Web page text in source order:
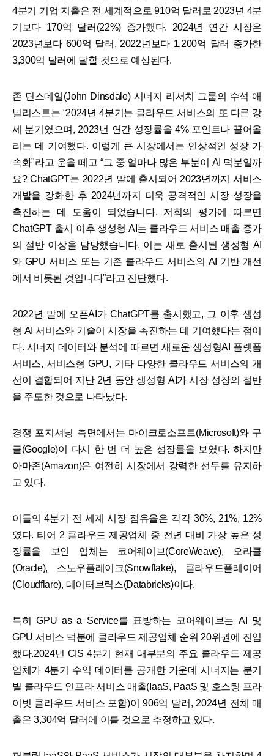
4분기 기업 지출은 전 세계적으로 910억 달러로 2023년 4분
기보다 170억 달러(22%) 증가했다. 2024년 연간 시장은
2023년보다 600억 달러, 2022년보다 1,200억 달러 증가한
3,300억 달러에 달할 것으로 예상된다.
존 딘스데일(John Dinsdale) 시너지 리서치 그룹의 수석 애
널리스트는 “2024년 4분기는 클라우드 서비스의 또 다른 강
세 분기였으며, 2023년 연간 성장률을 4% 포인트나 끌어올
리는 데 기여했다. 이렇게 큰 시장에서는 인상적인 성장 가
속화"라고 운을 떼고 “그 중 얼마나 많은 부분이 AI 덕분일까
요? ChatGPT는 2022년 말에 출시되어 2023년까지 서비스
개발을 강화한 후 2024년까지 더욱 공격적인 시장 성장을
촉진하는 데 도움이 되었습니다. 저희의 평가에 따르면
ChatGPT 출시 이후 생성형 AI는 클라우드 서비스 매출 증가
의 절반 이상을 담당했습니다. 이는 새로 출시된 생성형 AI
와 GPU 서비스 또는 기존 클라우드 서비스의 AI 기반 개선
에서 비롯된 것입니다”라고 진단했다.
2022년 말에 오픈AI가 ChatGPT를 출시했고, 그 이후 생성
형 AI 서비스와 기술이 시장을 촉진하는 데 기여했다는 점이
다. 시너지 데이터와 분석에 따르면 새로운 생성형AI 플랫폼
서비스, 서비스형 GPU, 기타 다양한 클라우드 서비스의 개
선이 결합되어 지난 2년 동안 생성형 AI가 시장 성장의 절반
을 주도한 것으로 나타났다.
경쟁 포지셔닝 측면에서는 마이크로소프트(Microsoft)와 구
글(Google)이 다시 한 번 더 높은 성장률을 보였다. 하지만
아마존(Amazon)은 여전히 시장에서 강력한 선두를 유지하
고 있다.
이들의 4분기 전 세계 시장 점유율은 각각 30%, 21%, 12%
였다. 티어 2 클라우드 제공업체 중 전년 대비 가장 높은 성
장률을 보인 업체는 코어웨이브(CoreWeave), 오라클
(Oracle), 스노우플레이크(Snowflake), 클라우드플레이어
(Cloudflare), 데이터브릭스(Databricks)이다.
특히 GPU as a Service를 표방하는 코어웨이브는 AI 및
GPU 서비스 덕분에 클라우드 제공업체 순위 20위권에 진입
했다.2024년 CIS 4분기 현재 대부분의 주요 클라우드 제공
업체가 4분기 수익 데이터를 공개한 가운데 시너지는 분기
별 클라우드 인프라 서비스 매출(IaaS, PaaS 및 호스팅 프라
이빗 클라우드 서비스 포함)이 906억 달러, 2024년 전체 매
출은 3,304억 달러에 이를 것으로 추정하고 있다.